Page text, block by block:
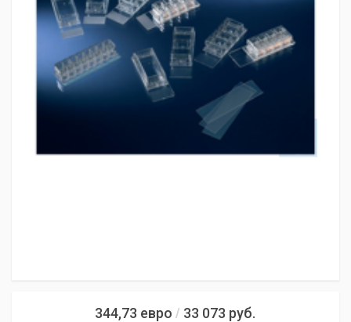
344,73 евро / 33 073 руб.